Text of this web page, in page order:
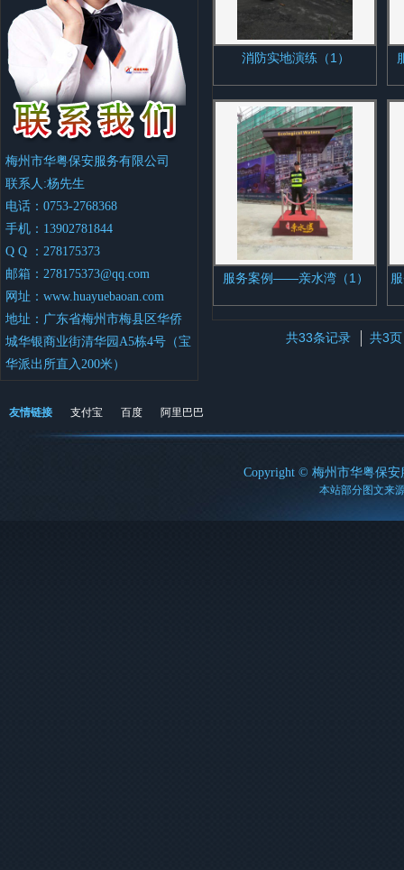
梅州市华粤保安服务有限公司
联系人:杨先生
电话：0753-2768368
手机：13902781844
Q Q ：278175373
邮箱： 278175373@qq.com
网址： www.huayuebaoan.com
地址：广东省梅州市梅县区华侨
城华银商业街清华园A5栋4号（宝
华派出所直入200米）
消防实地演练（1）
服务案例——亲水湾（1）
共33条记录 共3页
友情链接 支付宝 百度 阿里巴巴
Copyright ©梅州市华粤保
本站部分图文来